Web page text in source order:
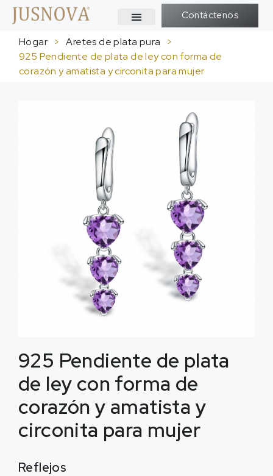
Contáctenos
Hogar > Aretes de plata pura
>
925 Pendiente de plata de ley con forma de
corazón y amatista y circonita para mujer
925 Pendiente de plata
de ley con forma de
corazón y amatista y
circonita para mujer
Reflejos